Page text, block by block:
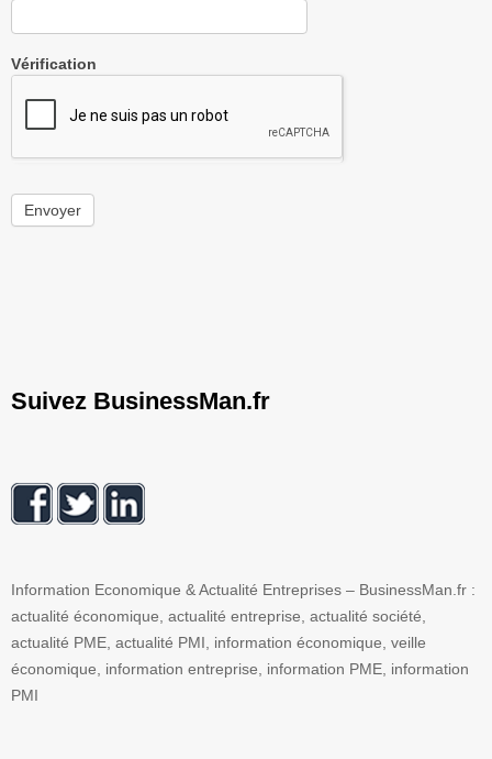
Vérification
Envoyer
Suivez BusinessMan.fr
Information Economique & Actualité Entreprises – BusinessMan.fr :
actualité économique, actualité entreprise, actualité société,
actualité PME, actualité PMI, information économique, veille
économique, information entreprise, information PME, information
PMI